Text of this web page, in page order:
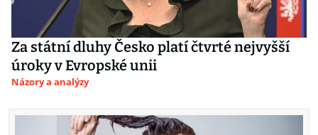
Za státní dluhy Česko platí čtvrté nejvyšší
úroky v Evropské unii
Názory a analýzy